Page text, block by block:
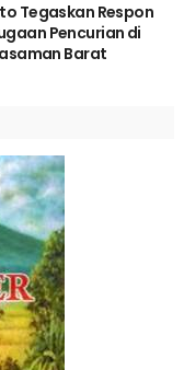
Tegaskan Respon
Pencurian di
Barat